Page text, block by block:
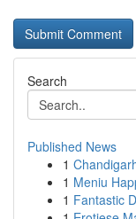
Search
Published News
1
1 Meniu
1 Fantastic